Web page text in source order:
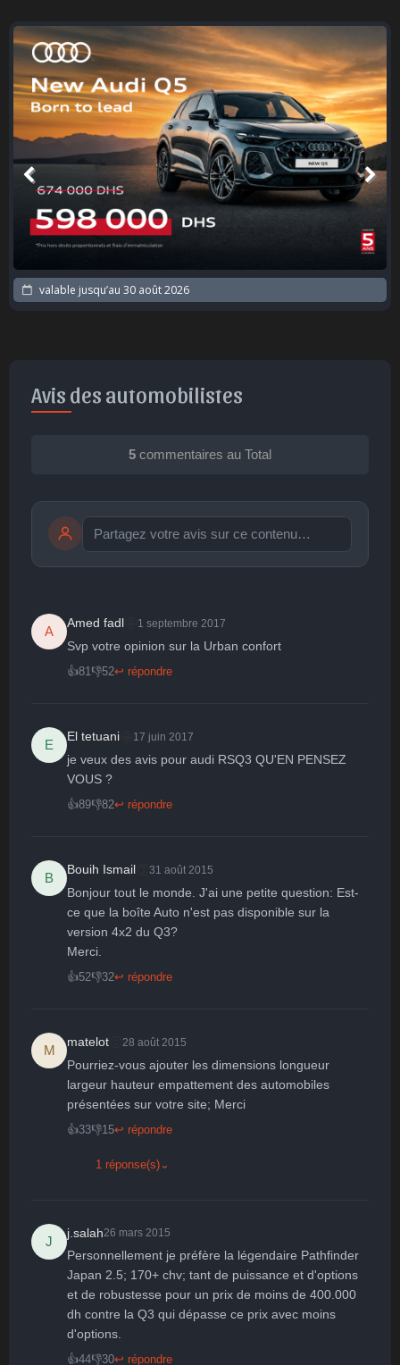
valable jusqu’au 30 août 2026
Avis des automobilistes
5 commentaires au Total
🤩 👏
publication immédiate Publier
A
Amed fadl 1 septembre 2017
Svp votre opinion sur la Urban confort
👍81 👎52↩ répondre
E
El tetuani 17 juin 2017
je veux des avis pour audi RSQ3 QU'EN PENSEZ
VOUS ?
👍89👎82↩ répondre
B
Bouih Ismail 31 août 2015
Bonjour tout le monde. J'ai une petite question: Est-
ce que la boîte Auto n'est pas disponible sur la
version 4x2 du Q3?
Merci.
👍52👎32↩ répondre
M
matelot 28 août 2015
Pourriez-vous ajouter les dimensions longueur
largeur hauteur empattement des automobiles
présentées sur votre site; Merci
👍33👎15↩ répondre
1 réponse(s) ⌄
J
j.salah26 mars 2015
Personnellement je préfère la légendaire Pathfinder
Japan 2.5; 170+ chv; tant de puissance et d'options
et de robustesse pour un prix de moins de 400.000
dh contre la Q3 qui dépasse ce prix avec moins
d'options.
👍44👎30↩ répondre